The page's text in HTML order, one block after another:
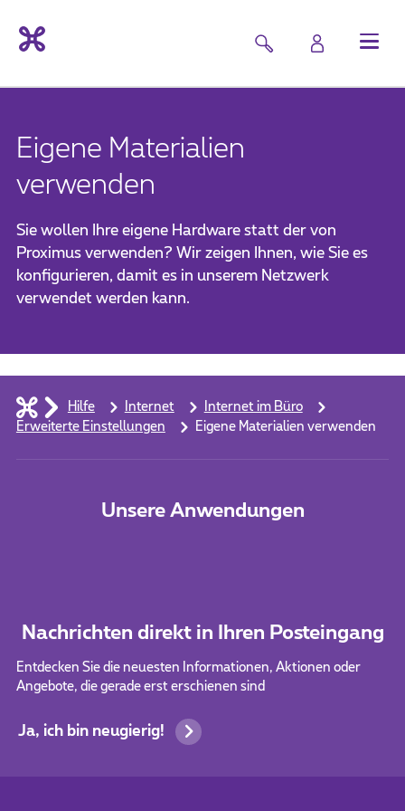
Eigene Materialien
verwenden
Sie wollen Ihre eigene Hardware statt der von
Proximus verwenden? Wir zeigen Ihnen, wie Sie es
konfigurieren, damit es in unserem Netzwerk
verwendet werden kann.
Hilfe Internet
Internet im Büro
Erweiterte Einstellungen
Eigene Materialien verwenden
Unsere Anwendungen
Nachrichten direkt in Ihren Posteingang
Entdecken Sie die neuesten Informationen, Aktionen oder
Angebote, die gerade erst erschienen sind
Ja, ich bin neugierig!